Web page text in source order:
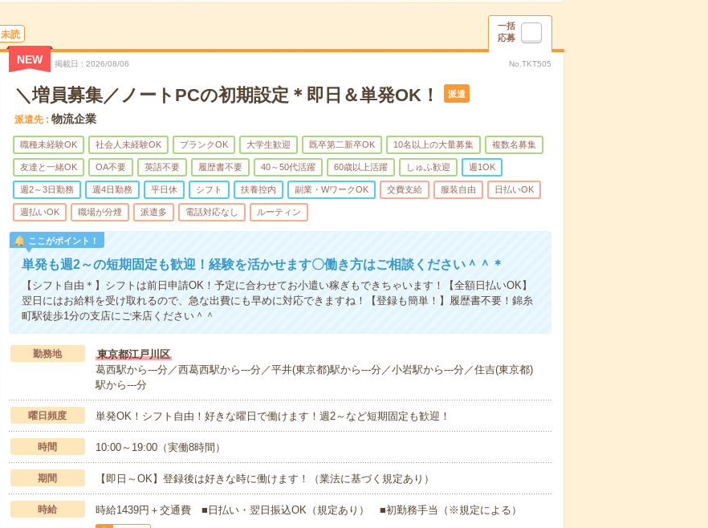
未読
一括
応募
NEW 掲載日 2026/08/06 No.TKT505
＼増員募集／ノートPCの初期設定＊即日＆単発OK！ 派遣
派遣先 物流企業
職種未経験OK 社会人未経験OK ブランクOK 大学生歓迎 既卒第二新卒OK 10名以上の大量募集 複数名募集
友達と一緒OK OA不要 英語不要 履歴書不要 40～50代活躍 60歳以上活躍 しゅふ歓迎 週1OK
週2～3日勤務 週4日勤務 平日休 シフト 扶養控内 副業・WワークOK 交費支給 服装自由 日払いOK
週払いOK 職場が分煙 派遣多 電話対応なし ルーティン
ここがポイント！
単発も週2～の短期固定も歓迎！経験を活かせます〇働き方はご相談ください＾＾＊
【シフト自由＊】シフトは前日申請OK！予定に合わせてお小遣い稼ぎもできちゃいます！【全額日払いOK】
翌日にはお給料を受け取れるので、急な出費にも早めに対応できますね！【登録も簡単！】履歴書不要！錦糸
町駅徒歩1分の支店にご来店ください＾＾
勤務地
東京都江戸川区
葛西駅から---分／西葛西駅から---分／平井(東京都)駅から---分／小岩駅から---分／住吉(東京都)
駅から---分
曜日頻度 単発OK！シフト自由！好きな曜日で働けます！週2～など短期固定も歓迎！
時間 10:00～19:00（実働8時間）
期間 【即日～OK】登録後は好きな時に働けます！（業法に基づく規定あり）
時給 時給1439円＋交通費 ■日払い・翌日振込OK（規定あり） ■初勤務手当（※規定による）